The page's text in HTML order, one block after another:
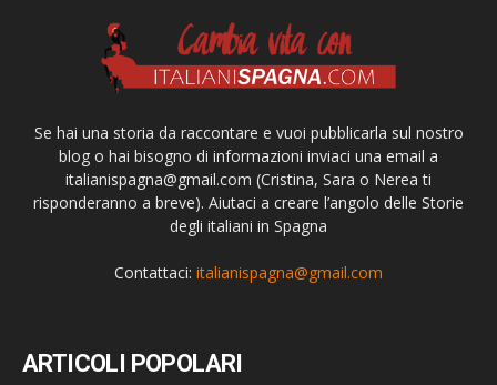
Se hai una storia da raccontare e vuoi pubblicarla sul nostro
blog o hai bisogno di informazioni inviaci una email a
italianispagna@gmail.com (Cristina, Sara o Nerea ti
risponderanno a breve). Aiutaci a creare l’angolo delle Storie
degli italiani in Spagna
Contattaci: italianispagna@gmail.com
ARTICOLI POPOLARI